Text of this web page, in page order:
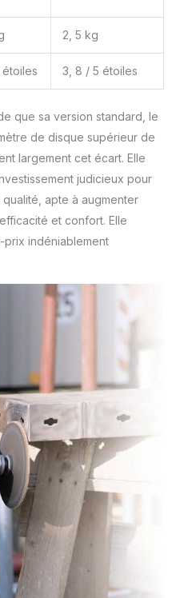
2, 5 kg
3, 8 / 5 étoiles
que sa version standard, le
de disque supérieur de
largement cet écart. Elle
judicieux pour
apte à augmenter
et confort. Elle
prix indéniablement